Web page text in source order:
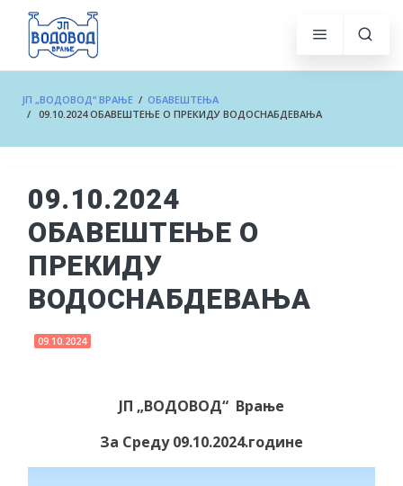
ЈП „ВОДОВОД“ ВРАЊЕ / ОБАВЕШТЕЊА
/ 09.10.2024 ОБАВЕШТЕЊЕ О ПРЕКИДУ ВОДОСНАБДЕВАЊА
09.10.2024
ОБАВЕШТЕЊЕ О
ПРЕКИДУ
ВОДОСНАБДЕВАЊА
09.10.2024
ЈП „ВОДОВОД“ Врање
За Среду 09.10.2024.године